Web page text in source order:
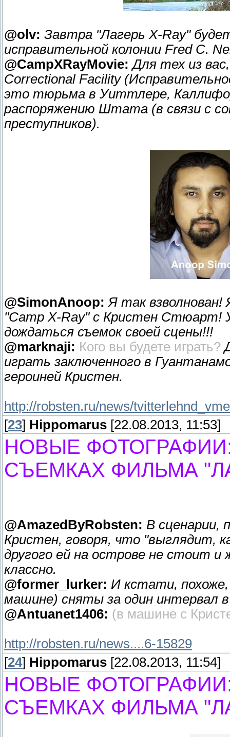
@olv: Завтра "Лагерь X-Ray"
исправительной колонии Fred C.
@CampXRayMovie: Для тех из
Correctional Facility
это тюрьма в Уиттлере,
распоряжению Штата (в связи с
преступников).
@SimonAnoop: Я так
"Camp X-Ray" с Кристен Стюарт!
дождаться съемок своей сцены!!!
@marknaji: Кого вы будете играть?
играть заключенного в
героиней Кристен.
http://robsten.ru/news/
[23] Hippomarus [22.08.2013, 11:53]
НОВЫЕ
СЪЕМКАХ ФИЛЬМА
@AmazedByRobsten: В сценарии,
Кристен, говоря, что "выглядит,
другого ей на острове не стоит
классно.
‏@former_lurker: И кстати,
машине) сняты за один интервал
@Antuanet1406: (в машине с
http://robsten.ru/news....6-15829
[24] Hippomarus [22.08.2013, 11:54]
НОВЫЕ
СЪЕМКАХ ФИЛЬМА